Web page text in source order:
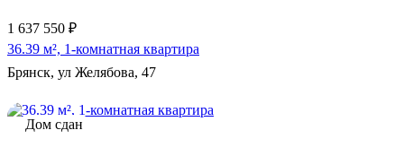
1 637 550 ₽
36.39 м², 1-комнатная квартира
Брянск, ул Желябова, 47
Дом сдан